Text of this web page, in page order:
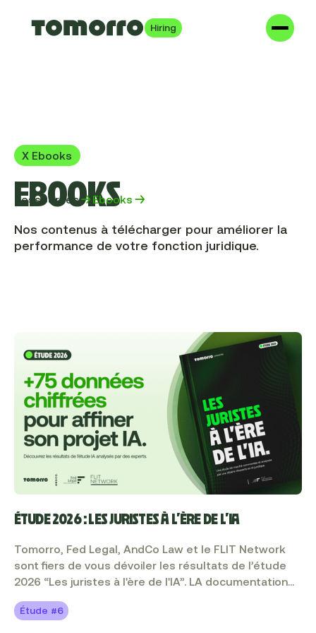
Hiring
Ressources Ebooks
X Ebooks
EBOOKS
Nos contenus à télécharger pour améliorer la
performance de votre fonction juridique.
ÉTUDE 2026 : LES JURISTES À L'ÈRE DE L'IA
Tomorro, Fed Legal, AndCo Law et le FLIT Network
sont fiers de vous dévoiler les résultats de l’étude
2026 “Les juristes à l'ère de l'IA”. LA documentation
projet d’IA cette année. Elle décrypte la perception,
Étude #6